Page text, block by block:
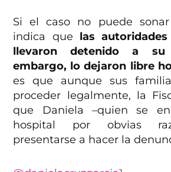
Si el caso no puede
indica que las
llevaron detenido a su
embargo, lo dejaron libre
es que aunque sus
proceder legalmente, la
que Daniela –quien se
hospital por obvias
presentarse a hacer la